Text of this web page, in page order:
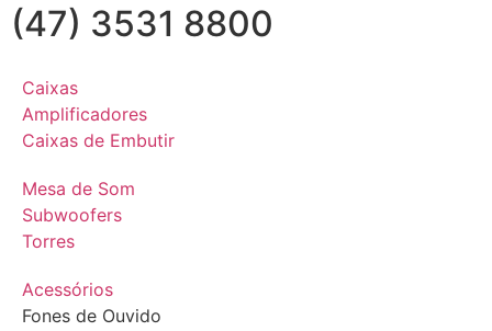
(47) 3531 8800
Caixas
Amplificadores
Caixas de Embutir
Mesa de Som
Subwoofers
Torres
Acessórios
Fones de Ouvido